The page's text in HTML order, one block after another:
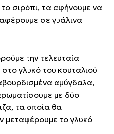
σιρόπι, τα αφήνουμε να
σε γυάλινα
την τελευταία
στο γλυκό του κουταλιού
αμύγδαλα,
με δύο
τα οποία θα
μεταφέρουμε το γλυκό